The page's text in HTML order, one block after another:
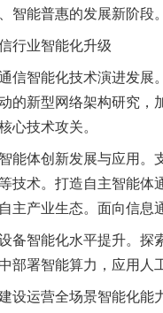
智能普惠的发展新阶段。
业智能化升级
智能化技术演进发展。
的新型网络架构研究
心技术攻关。
体创新发展与应用。
技术。打造自主智能
主产业生态。面向信息
智能化水平提升。探索
部署智能算力，应用人
运营全场景智能化能力